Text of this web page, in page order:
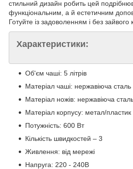
стильний дизайн робить цей
функціональним, а й естетичним
Готуйте із задоволенням і без зайвого
Характеристики:
Об'єм чаші: 5 літрів
Матеріал чаші: нержавіюча сталь
Матеріал ножів: нержавіюча
Матеріал корпусу: метал/пластик
Потужність: 600 Вт
Кількість швидкостей – 3
Живлення: від мережі
Напруга: 220 - 240В